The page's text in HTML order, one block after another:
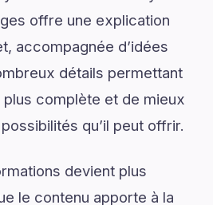
offre une explication
accompagnée d’idées
détails permettant
plus complète et de mieux
qu’il peut offrir.
devient plus
le contenu apporte à la